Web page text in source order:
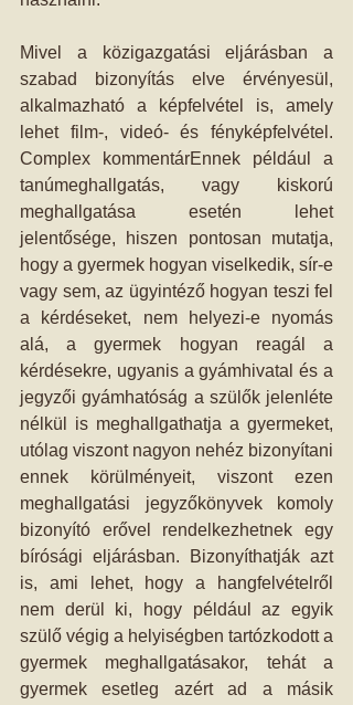
Mivel a közigazgatási eljárásban a
szabad bizonyítás elve érvényesül,
alkalmazható a képfelvétel is, amely
lehet film-, videó- és fényképfelvétel.
Complex kommentárEnnek például a
tanúmeghallgatás, vagy kiskorú
meghallgatása esetén lehet
jelentősége, hiszen pontosan mutatja,
hogy a gyermek hogyan viselkedik, sír-e
vagy sem, az ügyintéző hogyan teszi fel
a kérdéseket, nem helyezi-e nyomás
alá, a gyermek hogyan reagál a
kérdésekre, ugyanis a gyámhivatal és a
jegyzői gyámhatóság a szülők jelenléte
nélkül is meghallgathatja a gyermeket,
utólag viszont nagyon nehéz bizonyítani
ennek körülményeit, viszont ezen
meghallgatási jegyzőkönyvek komoly
bizonyító erővel rendelkezhetnek egy
bírósági eljárásban. Bizonyíthatják azt
is, ami lehet, hogy a hangfelvételről
nem derül ki, hogy például az egyik
szülő végig a helyiségben tartózkodott a
gyermek meghallgatásakor, tehát a
gyermek esetleg azért ad a másik